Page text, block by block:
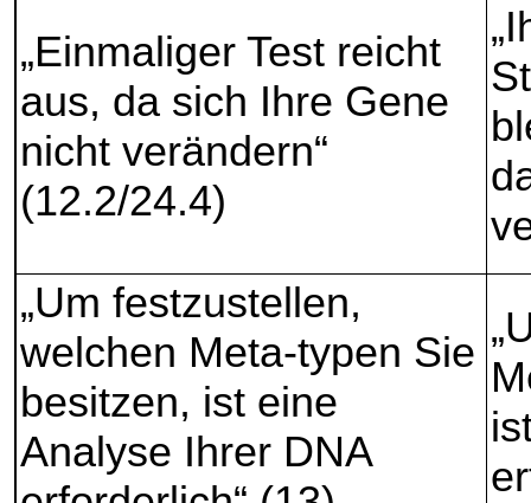
„Einmaliger Test reicht
aus, da sich Ihre Gene
nicht verändern“
(12.2/24.4)
„Um festzustellen,
welchen Meta-typen Sie
besitzen, ist eine
Analyse Ihrer DNA